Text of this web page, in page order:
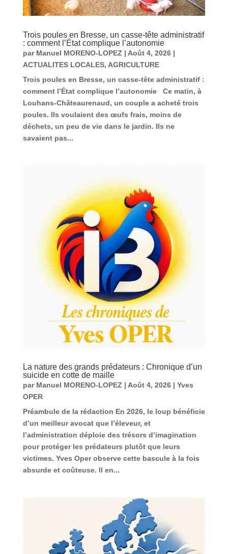
Trois poules en Bresse, un casse-tête administratif
: comment l’État complique l’autonomie
par Manuel MORENO-LOPEZ | Août 4, 2026|
ACTUALITES LOCALES, AGRICULTURE
Trois poules en Bresse, un casse-tête administratif :
comment l’État complique l’autonomie Ce matin, à
Louhans-Châteaurenaud, un couple a acheté trois
poules. Ils voulaient des œufs frais, moins de
déchets, un peu de vie dans le jardin. Ils ne
savaient pas...
La nature des grands prédateurs : Chronique d’un
suicide en cotte de maille
par Manuel MORENO-LOPEZ| Août 4, 2026| Yves
OPER
Préambule de la rédaction En 2026, le loup bénéficie
d’un meilleur avocat que l’éleveur, et
l’administration déploie des trésors d’imagination
pour protéger les prédateurs plutôt que leurs
victimes. Yves Oper observe cette bascule à la fois
absurde et coûteuse. Il en...